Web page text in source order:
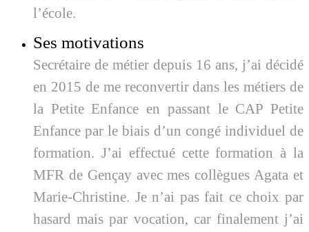
l’école.
Ses motivations
Secrétaire de métier depuis 16 ans, j’ai décidé
en 2015 de me reconvertir dans les métiers de
la Petite Enfance en passant le CAP Petite
Enfance par le biais d’un congé individuel de
formation. J’ai effectué cette formation à la
MFR de Gençay avec mes collègues Agata et
Marie-Christine. Je n’ai pas fait ce choix par
hasard mais par vocation, car finalement j’ai